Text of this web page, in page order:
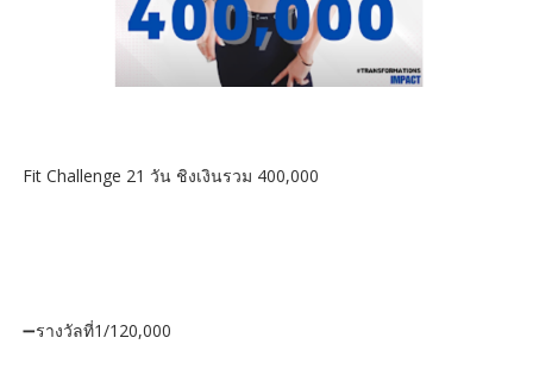
Fit Challenge 21 วัน ชิงเงินรวม 400,000
➖รางวัลที่1/120,000